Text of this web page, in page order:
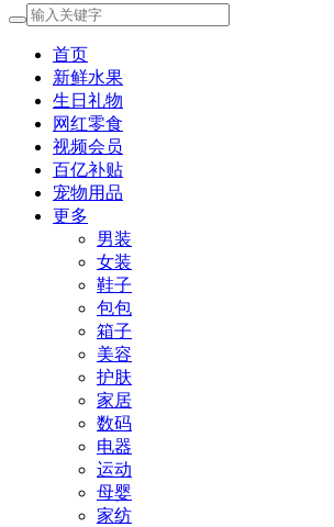
首页
新鲜水果
生日礼物
网红零食
视频会员
百亿补贴
宠物用品
更多
男装
女装
鞋子
包包
箱子
美容
护肤
家居
数码
电器
运动
母婴
家纺